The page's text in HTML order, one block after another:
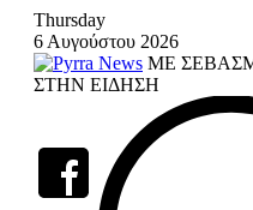
Skip
content
Thursday
6 Αυγούστου 2026
ΜΕ
ΣΤΗΝ ΕΙΔΗΣΗ